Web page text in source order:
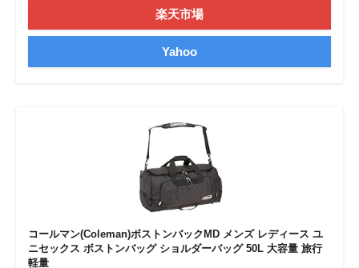
楽天市場
Yahoo
コールマン(Coleman)ボストンバックMD メンズ レディース ユ
ニセックス ボストンバッグ ショルダーバッグ 50L 大容量 旅行
軽量